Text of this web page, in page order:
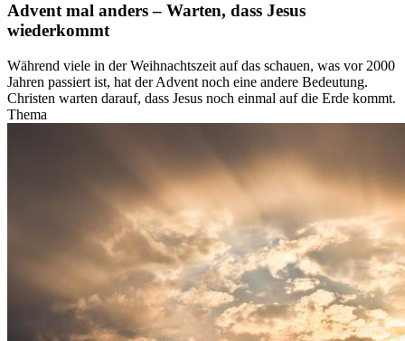
Advent mal anders – Warten, dass Jesus
wiederkommt
Während viele in der Weihnachtszeit auf das schauen, was vor 2000
Jahren passiert ist, hat der Advent noch eine andere Bedeutung.
Christen warten darauf, dass Jesus noch einmal auf die Erde kommt.
Thema